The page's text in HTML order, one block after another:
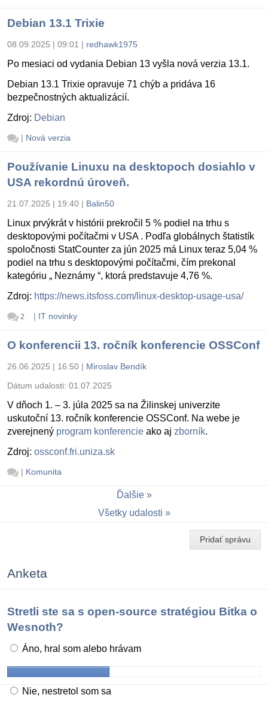
Debian 13.1 Trixie
08.09.2025 | 09:01 | redhawk1975
Po mesiaci od vydania Debian 13 vyšla nová verzia 13.1.
Debian 13.1 Trixie opravuje 71 chýb a pridáva 16
bezpečnostných aktualizácií.
Zdroj: Debian
| Nová verzia
Používanie Linuxu na desktopoch dosiahlo v
USA rekordnú úroveň.
21.07.2025 | 19:40 | Balin50
Linux prvýkrát v histórii prekročil 5 % podiel na trhu s
desktopovými počítačmi v USA . Podľa globálnych štatistík
spoločnosti StatCounter za jún 2025 má Linux teraz 5,04 %
podiel na trhu s desktopovými počítačmi, čím prekonal
kategóriu „ Neznámy “, ktorá predstavuje 4,76 %.
Zdroj: https://news.itsfoss.com/linux-desktop-usage-usa/
2 | IT novinky
O konferencii 13. ročník konferencie OSSConf
26.06.2025 | 16:50 | Miroslav Bendík
Dátum udalosti: 01.07.2025
V dňoch 1. – 3. júla 2025 sa na Žilinskej univerzite
uskutoční 13. ročník konferencie OSSConf. Na webe je
zverejnený program konferencie ako aj zborník.
Zdroj: ossconf.fri.uniza.sk
| Komunita
Ďalšie
Všetky udalosti
Pridať správu
Anketa
Stretli ste sa s open-source stratégiou Bitka o
Wesnoth?
Áno, hral som alebo hrávam
Nie, nestretol som sa